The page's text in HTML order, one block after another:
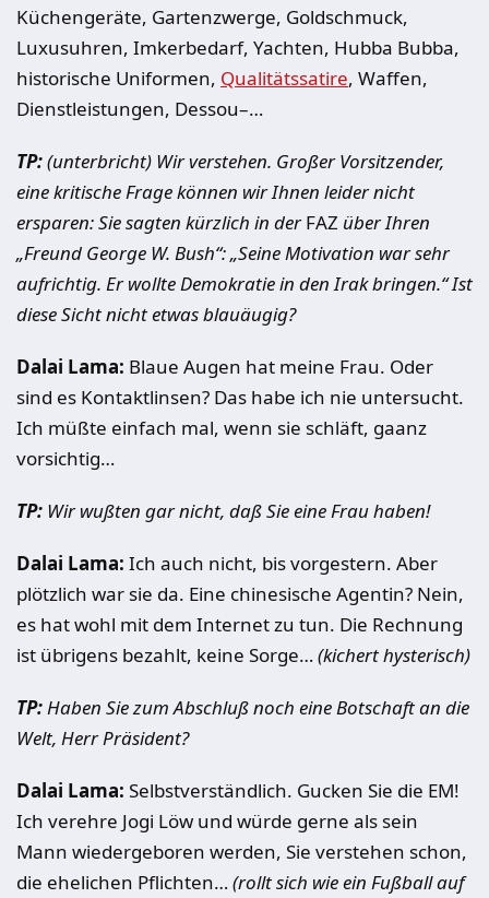
Küchengeräte, Gartenzwerge, Goldschmuck,
Luxusuhren, Imkerbedarf, Yachten, Hubba Bubba,
historische Uniformen, Qualitätssatire, Waffen,
Dienstleistungen, Dessou–…
TP:(unterbricht) Wir verstehen. Großer Vorsitzender,
eine kritische Frage können wir Ihnen leider nicht
ersparen: Sie sagten kürzlich in derFAZ über Ihren
„Freund George W. Bush“: „Seine Motivation war sehr
aufrichtig. Er wollte Demokratie in den Irak bringen.“ Ist
diese Sicht nicht etwas blauäugig?
Dalai Lama: Blaue Augen hat meine Frau. Oder
sind es Kontaktlinsen? Das habe ich nie untersucht.
Ich müßte einfach mal, wenn sie schläft, gaanz
vorsichtig…
TP: Wir wußten gar nicht, daß Sie eine Frau haben!
Dalai Lama: Ich auch nicht, bis vorgestern. Aber
plötzlich war sie da. Eine chinesische Agentin? Nein,
es hat wohl mit dem Internet zu tun. Die Rechnung
ist übrigens bezahlt, keine Sorge…(kichert hysterisch)
TP:Haben Sie zum Abschluß noch eine Botschaft an die
Welt, Herr Präsident?
Dalai Lama: Selbstverständlich. Gucken Sie die EM!
Ich verehre Jogi Löw und würde gerne als sein
Mann wiedergeboren werden, Sie verstehen schon,
die ehelichen Pflichten…(rollt sich wie ein Fußball auf